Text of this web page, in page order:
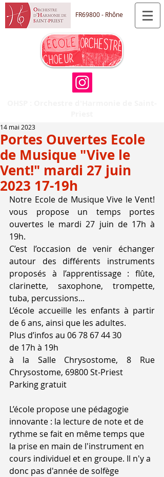
FR69800 - Rhône
Portes Ouvertes Ecole
de Musique "Vive le
Vent!" mardi 27 juin
2023 17-19h
14 mai 2023
Notre Ecole de Musique Vive le Vent!
vous propose un temps portes
ouvertes le mardi 27 juin de 17h à
19h.
C’est l’occasion de venir échanger
autour des différents instruments
proposés à l’apprentissage : flûte,
clarinette, saxophone, trompette,
tuba, percussions...
L’école accueille les enfants à partir
de 6 ans, ainsi que les adultes.
Plus d’infos au 06 78 67 44 30
de 17h à 19h
à la Salle Chrysostome, 8 Rue
Chrysostome, 69800 St-Priest
Parking gratuit
L’école propose une pédagogie
innovante : la lecture de note et de
rythme se fait en même temps que
la prise en main de l'instrument en
cours individuel et en groupe. Il n'y a
donc pas d'année de solfège